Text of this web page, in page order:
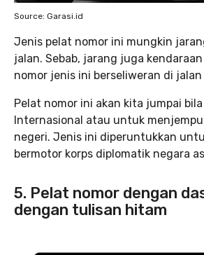
Source: Garasi.id
Jenis pelat nomor ini mungkin
jalan. Sebab, jarang juga
nomor jenis ini berseliweran di jalan
Pelat nomor ini akan kita jumpai
Internasional atau untuk
negeri. Jenis ini diperuntukkan
bermotor korps diplomatik negara
5. Pelat nomor dengan
dengan tulisan hitam